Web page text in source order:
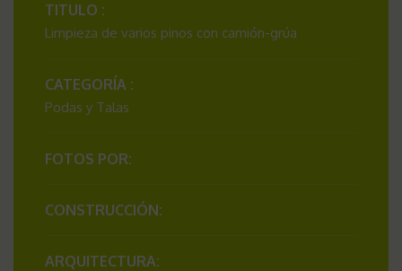
TITULO :
Limpieza de varios pinos con camión-grúa
CATEGORÍA :
Podas y Talas
FOTOS POR:
CONSTRUCCIÓN:
ARQUITECTURA: